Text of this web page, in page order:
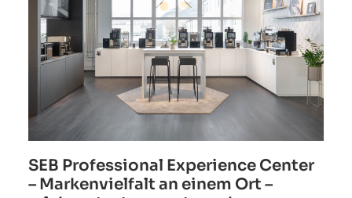
SEB Professional Experience Center
– Markenvielfalt an einem Ort –